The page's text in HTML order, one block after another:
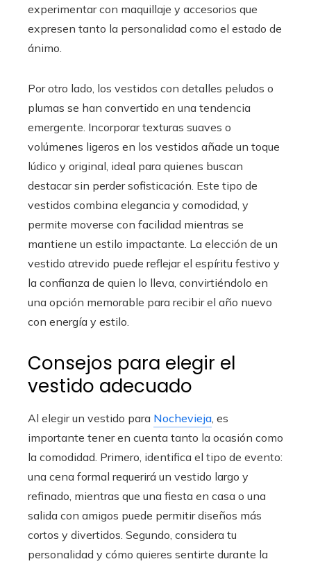
experimentar con maquillaje y accesorios que
expresen tanto la personalidad como el estado de
ánimo.
Por otro lado, los vestidos con detalles peludos o
plumas se han convertido en una tendencia
emergente. Incorporar texturas suaves o
volúmenes ligeros en los vestidos añade un toque
lúdico y original, ideal para quienes buscan
destacar sin perder sofisticación. Este tipo de
vestidos combina elegancia y comodidad, y
permite moverse con facilidad mientras se
mantiene un estilo impactante. La elección de un
vestido atrevido puede reflejar el espíritu festivo y
la confianza de quien lo lleva, convirtiéndolo en
una opción memorable para recibir el año nuevo
con energía y estilo.
Consejos para elegir el
vestido adecuado
Al elegir un vestido para Nochevieja, es
importante tener en cuenta tanto la ocasión como
la comodidad. Primero, identifica el tipo de evento:
una cena formal requerirá un vestido largo y
refinado, mientras que una fiesta en casa o una
salida con amigos puede permitir diseños más
cortos y divertidos. Segundo, considera tu
personalidad y cómo quieres sentirte durante la